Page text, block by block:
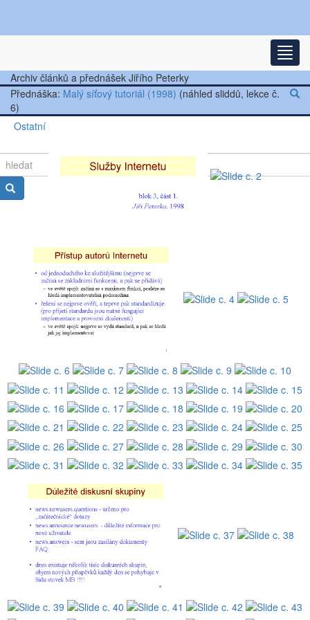
Nejnovější články
Další články
Přednášky
Ostatní
Archiv článků a přednášek Jiřího Peterky
Přednáška: Malý síťový tutoriál (1998) (náhled sliddů, lekce č.
6)